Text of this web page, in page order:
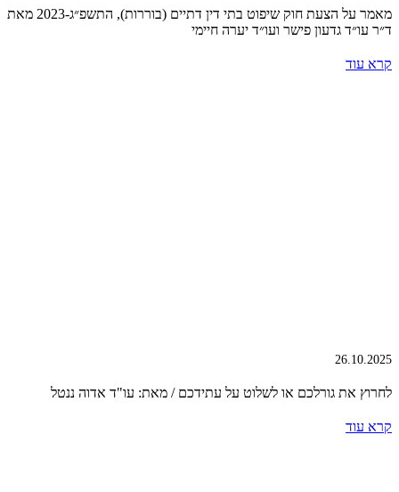
מאמר על הצעת חוק שיפוט בתי דין דתיים (בוררות), התשפ״ג-2023 מאת
ד״ר עו״ד גדעון פישר ועו״ד יערה חיימי
קרא עוד
26.10.2025
לחרוץ את גורלכם או לשלוט על עתידכם / מאת: עו"ד אדוה ננטל
קרא עוד